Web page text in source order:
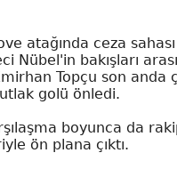
atağında ceza
Nübel'in bakışları
Topçu son anda
golü önledi.
boyunca da
ön plana çıktı.